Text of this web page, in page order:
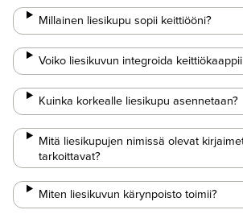
Millainen liesikupu sopii keittiööni?
Voiko liesikuvun integroida
Kuinka korkealle liesikupu asennetaan?
Mitä liesikupujen nimissä olevat
tarkoittavat?
Miten liesikuvun kärynpoisto toimii?